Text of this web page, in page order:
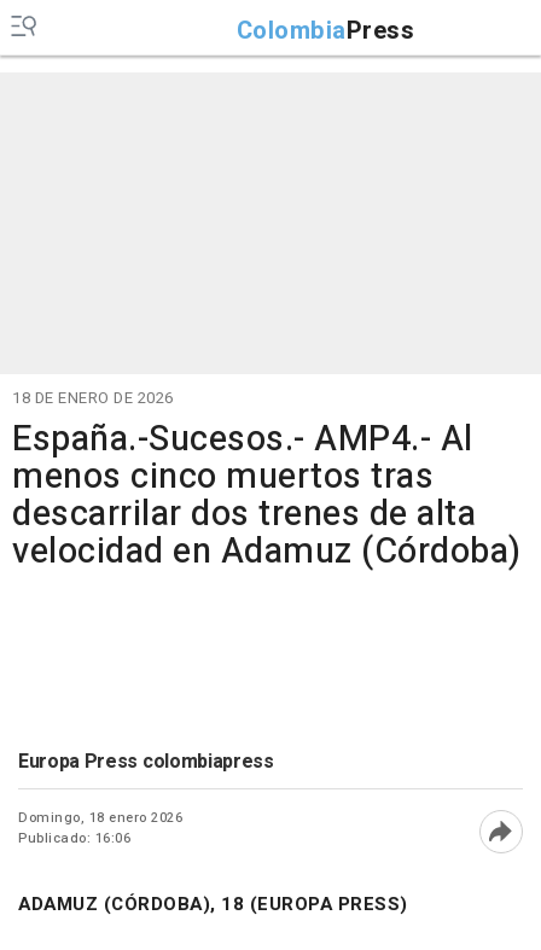
ColombiaPress
18 DE ENERO DE 2026
España.-Sucesos.- AMP4.- Al
menos cinco muertos tras
descarrilar dos trenes de alta
velocidad en Adamuz (Córdoba)
Europa Press colombiapress
Domingo, 18 enero 2026
Publicado: 16:06
ADAMUZ (CÓRDOBA), 18 (EUROPA PRESS)